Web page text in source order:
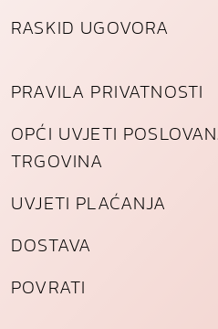
RASKID UGOVORA
PRAVILA PRIVATNOSTI
OPĆI UVJETI
TRGOVINA
UVJETI PLAĆANJA
DOSTAVA
POVRATI